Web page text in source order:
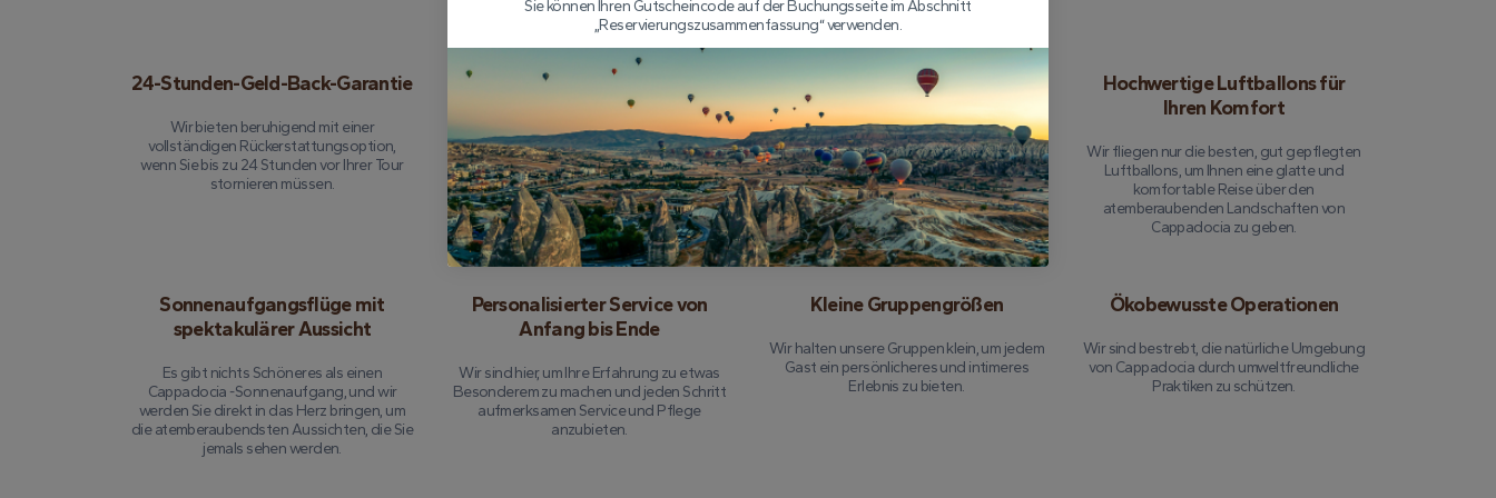
24-Stunden-Geld-Back-Garantie
Wir bieten beruhigend mit einer
vollständigen Rückerstattungsoption,
wenn Sie bis zu 24 Stunden vor Ihrer Tour
stornieren müssen.
Umfassende Tourversicherung
Jeder Flug ist voll versichert, sodass Sie sich
darauf konzentrieren können, die Erfahrung
ohne Sorgen zu genießen.
Erfahrene Piloten, denen Sie
vertrauen können
Unser Team von erfahrenen Piloten verfügt
über jahrelange Erfahrung im Navigieren
von Cappadocia -Himmel und sorgt dafür,
dass Ihr Flug sowohl sicher als auch
unvergesslich ist.
Hochwertige Luftballons für
Ihren Komfort
Wir fliegen nur die besten, gut gepflegten
Luftballons, um Ihnen eine glatte und
komfortable Reise über den
atemberaubenden Landschaften von
Cappadocia zu geben.
Sonnenaufgangsflüge mit
spektakulärer Aussicht
Es gibt nichts Schöneres als einen
Cappadocia -Sonnenaufgang, und wir
werden Sie direkt in das Herz bringen, um
die atemberaubendsten Aussichten, die Sie
jemals sehen werden.
Personalisierter Service von
Anfang bis Ende
Wir sind hier, um Ihre Erfahrung zu etwas
Besonderem zu machen und jeden Schritt
aufmerksamen Service und Pflege
anzubieten.
Kleine Gruppengrößen
Wir halten unsere Gruppen klein, um jedem
Gast ein persönlicheres und intimeres
Erlebnis zu bieten.
Ökobewusste Operationen
Wir sind bestrebt, die natürliche Umgebung
von Cappadocia durch umweltfreundliche
Praktiken zu schützen.
Sie können Ihren Gutscheincode auf der Buchungsseite im Abschnitt
„Reservierungszusammenfassung“ verwenden.